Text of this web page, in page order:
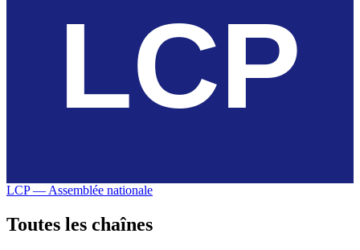
LCP — Assemblée nationale
Toutes les chaînes